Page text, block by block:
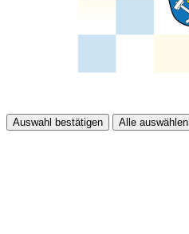
Auswahl bestätigen Alle auswählen